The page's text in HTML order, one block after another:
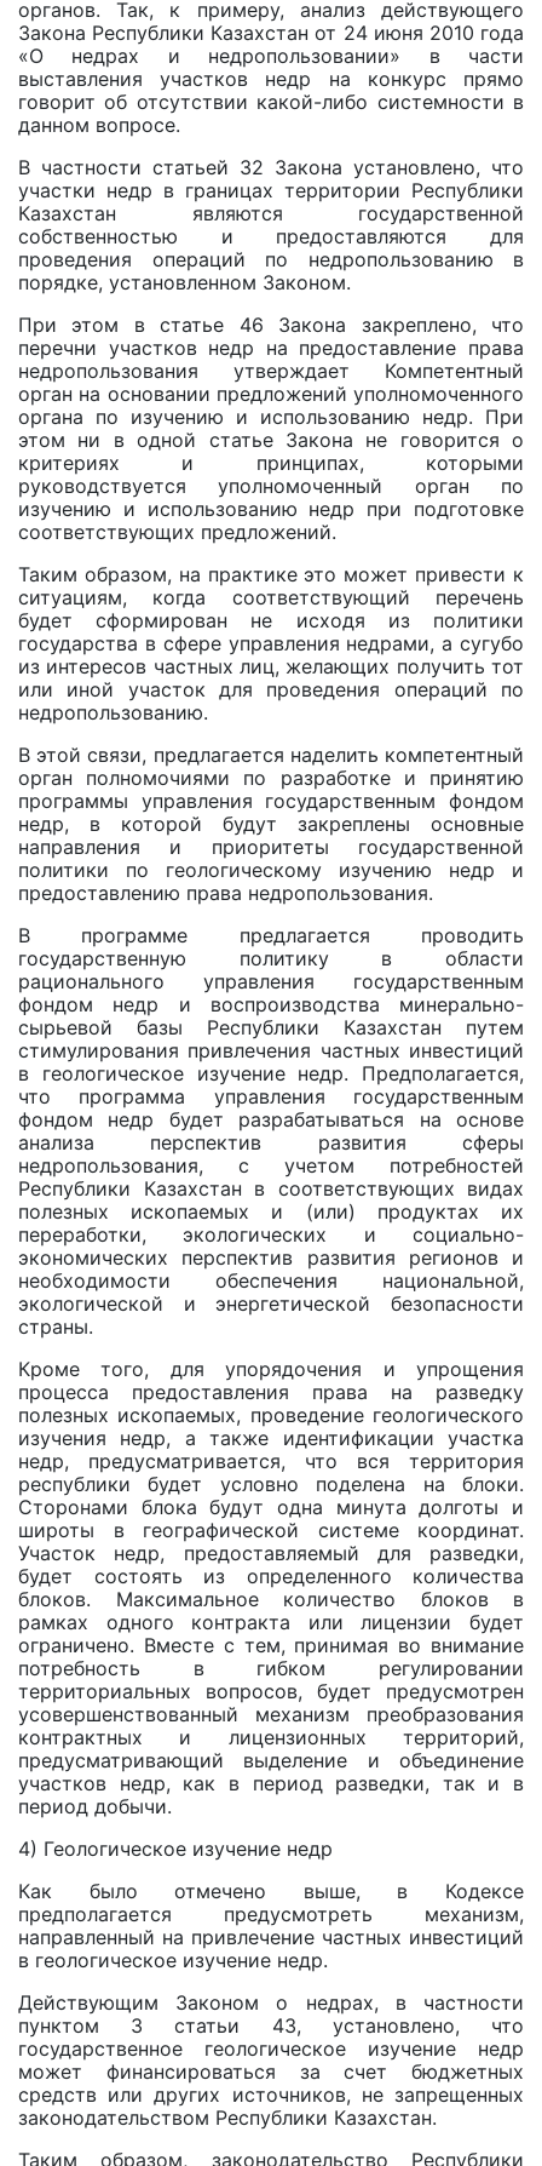
органов. Так, к примеру, анализ действующего
Закона Республики Казахстан от 24 июня 2010 года
«О недрах и недропользовании» в части
выставления участков недр на конкурс прямо
говорит об отсутствии какой-либо системности в
данном вопросе.
В частности статьей 32 Закона установлено, что
участки недр в границах территории Республики
Казахстан являются государственной
собственностью и предоставляются для
проведения операций по недропользованию в
порядке, установленном Законом.
При этом в статье 46 Закона закреплено, что
перечни участков недр на предоставление права
недропользования утверждает Компетентный
орган на основании предложений уполномоченного
органа по изучению и использованию недр. При
этом ни в одной статье Закона не говорится o
критериях и принципах, которыми
руководствуется уполномоченный орган по
изучению и использованию недр при подготовке
соответствующих предложений.
Таким образом, на практике это может привести к
ситуациям, когда соответствующий перечень
будет сформирован не исходя из политики
государства в сфере управления недрами, а сугубо
из интересов частных лиц, желающих получить тот
или иной участок для проведения операций по
недропользованию.
В этой связи, предлагается наделить компетентный
орган полномочиями по разработке и принятию
программы управления государственным фондом
недр, в которой будут закреплены основные
направления и приоритеты государственной
политики по геологическому изучению недр и
предоставлению права недропользования.
В программе предлагается проводить
государственную политику в области
рационального управления государственным
фондом недр и воспроизводства минерально-
сырьевой базы Республики Казахстан путем
стимулирования привлечения частных инвестиций
в геологическое изучение недр. Предполагается,
что программа управления государственным
фондом недр будет разрабатываться на основе
анализа перспектив развития сферы
недропользования, с учетом потребностей
Республики Казахстан в соответствующих видах
полезных ископаемых и (или) продуктах их
переработки, экологических и социально-
экономических перспектив развития регионов и
необходимости обеспечения национальной,
экологической и энергетической безопасности
страны.
Кроме того, для упорядочения и упрощения
процесса предоставления права на разведку
полезных ископаемых, проведение геологического
изучения недр, a также идентификации участка
недр, предусматривается, что вся территория
республики будет условно поделена на блоки.
Сторонами блока будут одна минута долготы и
широты в географической системе координат.
Участок недр, предоставляемый для разведки,
будет состоять из определенного количества
блоков. Максимальное количество блоков в
рамках одного контракта или лицензии будет
ограничено. Вместе с тем, принимая во внимание
потребность в гибком регулировании
территориальных вопросов, будет предусмотрен
усовершенствованный механизм преобразования
контрактных и лицензионных территорий,
предусматривающий выделение и объединение
участков недр, как в период разведки, так и в
период добычи.
4) Геологическое изучение недр
Как было отмечено выше, в Кодексе
предполагается предусмотреть механизм,
направленный на привлечение частных инвестиций
в геологическое изучение недр.
Действующим Законом о недрах, в частности
пунктом 3 статьи 43, установлено, что
государственное геологическое изучение недр
может финансироваться за счет бюджетных
средств или других источников, не запрещенных
законодательством Республики Казахстан.
Таким образом, законодательство Республики